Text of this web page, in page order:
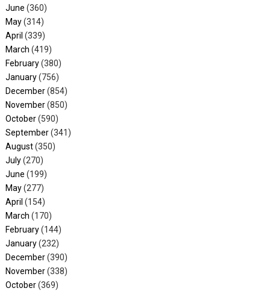
June (360)
May(314)
April (339)
March (419)
February(380)
January(756)
December(854)
November(850)
October(590)
September(341)
August(350)
July(270)
June (199)
May(277)
April (154)
March (170)
February(144)
January(232)
December(390)
November(338)
October(369)